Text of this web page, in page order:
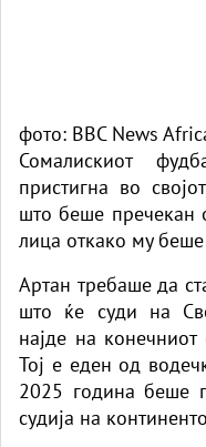
фото: BBC News
Сомалискиот
пристигна во
што беше пречекан
лица откако му
Артан требаше да
што ќе суди на
најде на
Тој е еден од
2025 година беше
судија на